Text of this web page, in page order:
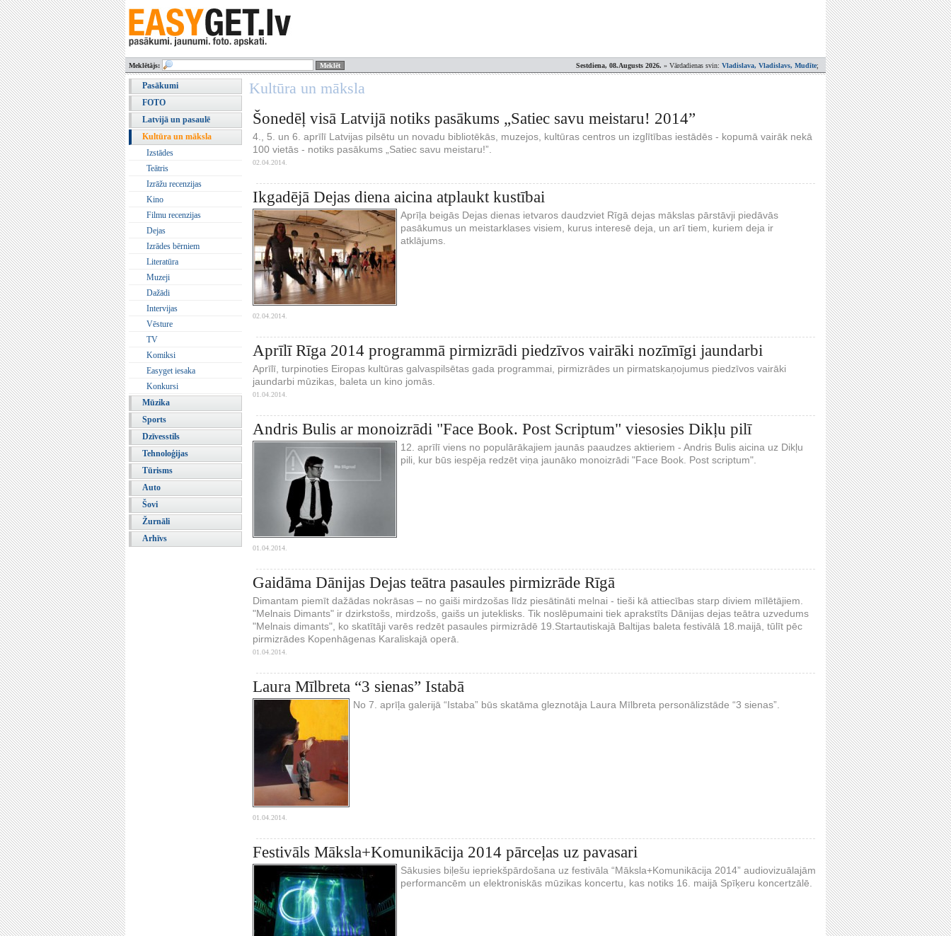
Sestdiena, 08.Augusts 2026. » Vārdadienas svin: Vladislava, Vladislavs, Mudīte;
Meklētājs:
Pasākumi
FOTO
Latvijā un pasaulē
Kultūra un māksla
Izstādes
Teātris
Izrāžu recenzijas
Kino
Filmu recenzijas
Dejas
Izrādes bērniem
Literatūra
Muzeji
Dažādi
Intervijas
Vēsture
TV
Komiksi
Easyget iesaka
Konkursi
Mūzika
Sports
Dzīvesstils
Tehnoloģijas
Tūrisms
Auto
Šovi
Žurnāli
Arhīvs
Kultūra un māksla
Šonedēļ visā Latvijā notiks pasākums „Satiec savu meistaru! 2014”
4., 5. un 6. aprīlī Latvijas pilsētu un novadu bibliotēkās, muzejos, kultūras centros un izglītības iestādēs - kopumā vairāk nekā
100 vietās - notiks pasākums „Satiec savu meistaru!”.
02.04.2014.
Ikgadējā Dejas diena aicina atplaukt kustībai
Aprīļa beigās Dejas dienas ietvaros daudzviet Rīgā dejas mākslas pārstāvji piedāvās
pasākumus un meistarklases visiem, kurus interesē deja, un arī tiem, kuriem deja ir
atklājums.
02.04.2014.
Aprīlī Rīga 2014 programmā pirmizrādi piedzīvos vairāki nozīmīgi jaundarbi
Aprīlī, turpinoties Eiropas kultūras galvaspilsētas gada programmai, pirmizrādes un pirmatskaņojumus piedzīvos vairāki
jaundarbi mūzikas, baleta un kino jomās.
01.04.2014.
Andris Bulis ar monoizrādi "Face Book. Post Scriptum" viesosies Dikļu pilī
12. aprīlī viens no populārākajiem jaunās paaudzes aktieriem - Andris Bulis aicina uz Dikļu
pili, kur būs iespēja redzēt viņa jaunāko monoizrādi "Face Book. Post scriptum".
01.04.2014.
Gaidāma Dānijas Dejas teātra pasaules pirmizrāde Rīgā
Dimantam piemīt dažādas nokrāsas – no gaiši mirdzošas līdz piesātināti melnai - tieši kā attiecības starp diviem mīlētājiem.
"Melnais Dimants" ir dzirkstošs, mirdzošs, gaišs un juteklisks. Tik noslēpumaini tiek aprakstīts Dānijas dejas teātra uzvedums
"Melnais dimants", ko skatītāji varēs redzēt pasaules pirmizrādē 19.Startautiskajā Baltijas baleta festivālā 18.maijā, tūlīt pēc
pirmizrādes Kopenhāgenas Karaliskajā operā.
01.04.2014.
Laura Mīlbreta “3 sienas” Istabā
No 7. aprīļa galerijā “Istaba” būs skatāma gleznotāja Laura Mīlbreta personālizstāde “3 sienas”.
01.04.2014.
Festivāls Māksla+Komunikācija 2014 pārceļas uz pavasari
Sākusies biļešu iepriekšpārdošana uz festivāla “Māksla+Komunikācija 2014” audiovizuālajām
performancēm un elektroniskās mūzikas koncertu, kas notiks 16. maijā Spīķeru koncertzālē.